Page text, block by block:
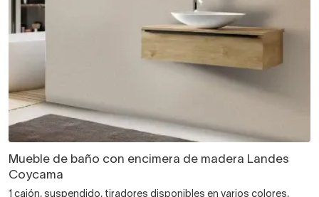
Mueble de baño con encimera de madera Landes
Coycama
1 cajón, suspendido, tiradores disponibles en varios colores,